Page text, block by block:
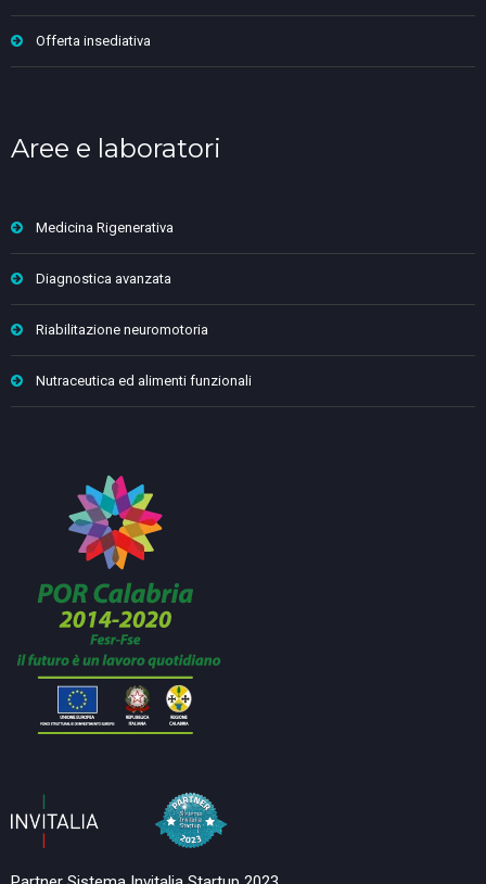
Offerta insediativa
Aree e laboratori
Medicina Rigenerativa
Diagnostica avanzata
Riabilitazione neuromotoria
Nutraceutica ed alimenti funzionali